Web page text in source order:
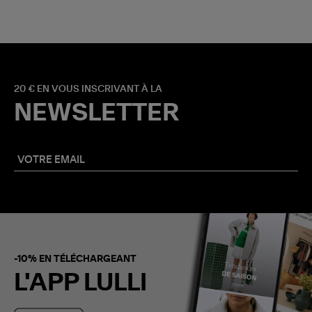
20 € EN VOUS INSCRIVANT À LA
NEWSLETTER
-10% EN TÉLÉCHARGEANT
L'APP LULLI